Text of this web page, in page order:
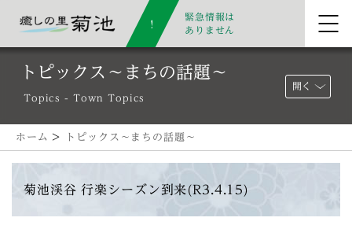
緊急情報は
ありません
トピックス～まちの話題～
Topics - Town Topics
開く
ホーム > トピックス～まちの話題～
菊池渓谷 行楽シーズン到来(R3.4.15)